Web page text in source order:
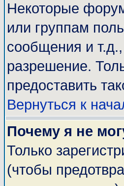
Некоторые
или группам
сообщения и
разрешение.
предоставить
Вернуться к
Почему я не
Только
(чтобы